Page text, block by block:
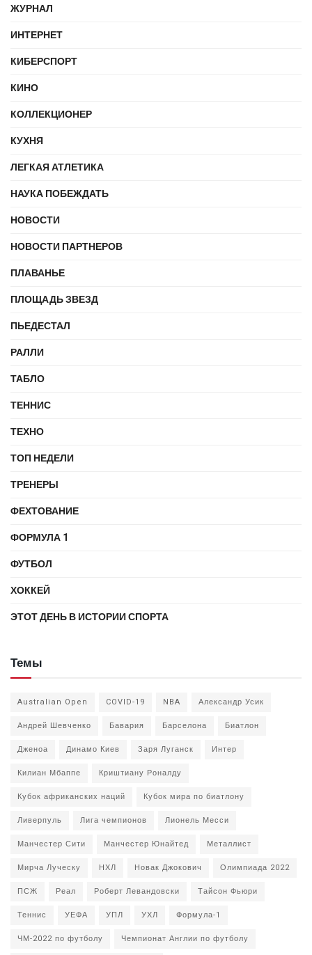
ЖУРНАЛ
ИНТЕРНЕТ
КИБЕРСПОРТ
КИНО
КОЛЛЕКЦИОНЕР
КУХНЯ
ЛЕГКАЯ АТЛЕТИКА
НАУКА ПОБЕЖДАТЬ
НОВОСТИ
НОВОСТИ ПАРТНЕРОВ
ПЛАВАНЬЕ
ПЛОЩАДЬ ЗВЕЗД
ПЬЕДЕСТАЛ
РАЛЛИ
ТАБЛО
ТЕННИС
ТЕХНО
ТОП НЕДЕЛИ
ТРЕНЕРЫ
ФЕХТОВАНИЕ
ФОРМУЛА 1
ФУТБОЛ
ХОККЕЙ
ЭТОТ ДЕНЬ В ИСТОРИИ СПОРТА
Темы
Australian Open COVID-19 NBA
Александр Усик
Андрей Шевченко
Бавария Барселона
Биатлон
Дженоа
Динамо Киев Заря Луганск
Интер
Килиан Мбаппе
Криштиану Роналду
Кубок африканских наций
Кубок мира по биатлону
Ливерпуль
Лига чемпионов
Лионель Месси
Манчестер Сити
Манчестер Юнайтед
Металлист
Мирча Луческу
НХЛ Новак Джокович
Олимпиада 2022
ПСЖ
Реал Роберт Левандовски
Тайсон Фьюри
Теннис
УЕФА УПЛ УХЛ
Формула-1
ЧМ-2022 по футболу
Чемпионат Англии по футболу